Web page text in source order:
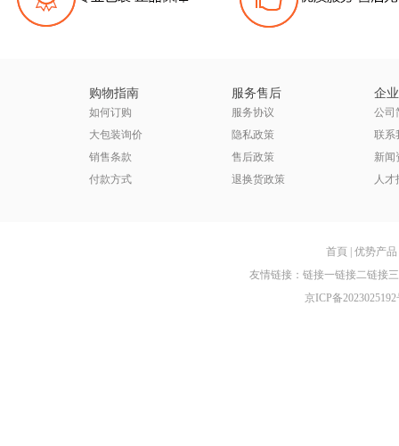
购物指南
如何订购
大包装询价
销售条款
付款方式
服务售后
服务协议
隐私政策
售后政策
退换货政策
企
公司
联系
新闻
人才
首頁 优势产品
友情链接： 链接一链接二链接三
京ICP备